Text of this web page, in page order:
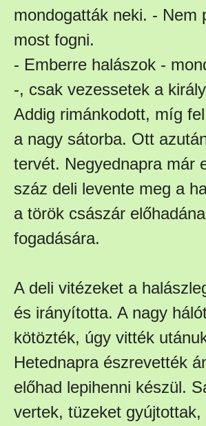
mondogatták neki. - Nem
most fogni.
- Emberre halászok -
-, csak vezessetek a
Addig rimánkodott, míg
a nagy sátorba. Ott
tervét. Negyednapra már
száz deli levente meg a
a török császár
fogadására.
A deli vitézeket a
és irányította. A nagy
kötözték, úgy vitték
Hetednapra észrevették
előhad lepihenni készül.
vertek, tüzeket gyújtottak,